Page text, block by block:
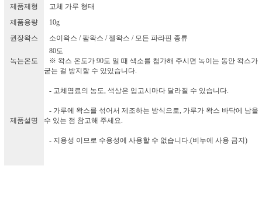
제품제형
고체 가루 형태
제품용량
10g
권장왁스
소이왁스 / 팜왁스 / 젤왁스 / 모든 파라핀 종류
녹는온도
80도
※ 왁스 온도가 90도 일 때 색소를 첨가해 주시면 녹이는 동안 왁스가
굳는 걸 방지할 수 있있습니다.
제품설명
- 고체염료의 농도, 색상은 입고시마다 달라질 수 있습니다.
- 가루에 왁스를 섞어서 제조하는 방식으로, 가루가 왁스 바닥에 남을
수 있는 점 참고해 주세요.
- 지용성 이므로 수용성에 사용할 수 없습니다.(비누에 사용 금지)